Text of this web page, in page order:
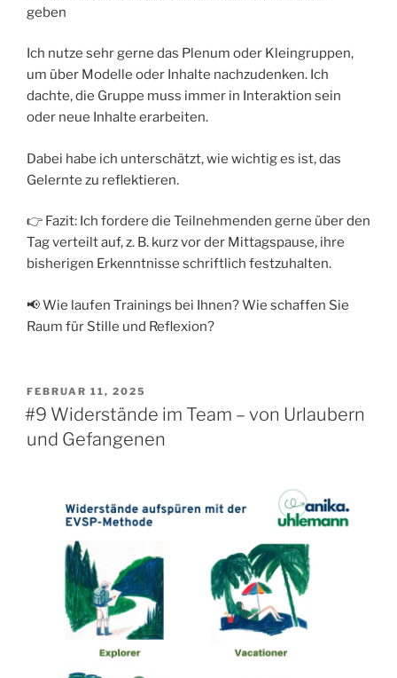
geben
Ich nutze sehr gerne das Plenum oder Kleingruppen,
um über Modelle oder Inhalte nachzudenken. Ich
dachte, die Gruppe muss immer in Interaktion sein
oder neue Inhalte erarbeiten.
Dabei habe ich unterschätzt, wie wichtig es ist, das
Gelernte zu reflektieren.
👉 Fazit: Ich fordere die Teilnehmenden gerne über den
Tag verteilt auf, z. B. kurz vor der Mittagspause, ihre
bisherigen Erkenntnisse schriftlich festzuhalten.
📢 Wie laufen Trainings bei Ihnen? Wie schaffen Sie
Raum für Stille und Reflexion?
VERÖFFENTLICHT
AM
FEBRUAR 11, 2025
#9 Widerstände im Team – von Urlaubern
und Gefangenen